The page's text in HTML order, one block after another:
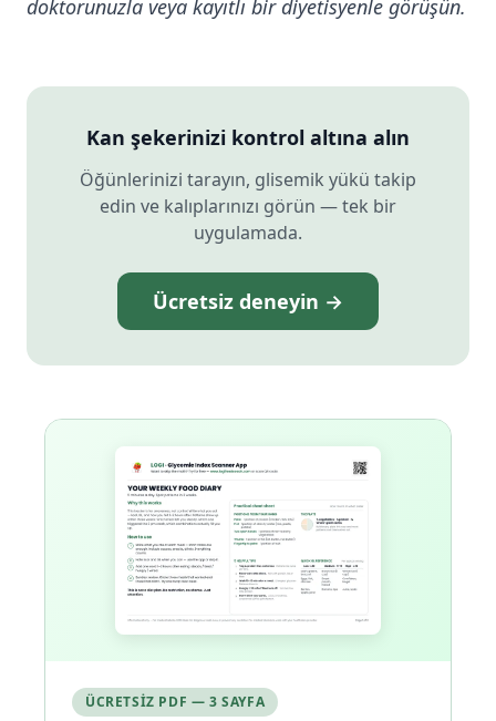
doktorunuzla veya kayıtlı bir diyetisyenle görüşün.
Kan şekerinizi kontrol altına alın
Öğünlerinizi tarayın, glisemik yükü takip
edin ve kalıplarınızı görün — tek bir
uygulamada.
Ücretsiz deneyin →
ÜCRETSIZ PDF — 3 SAYFA